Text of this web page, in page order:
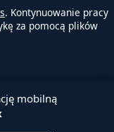
. Kontynuowanie pracy
za pomocą plików
mobilną